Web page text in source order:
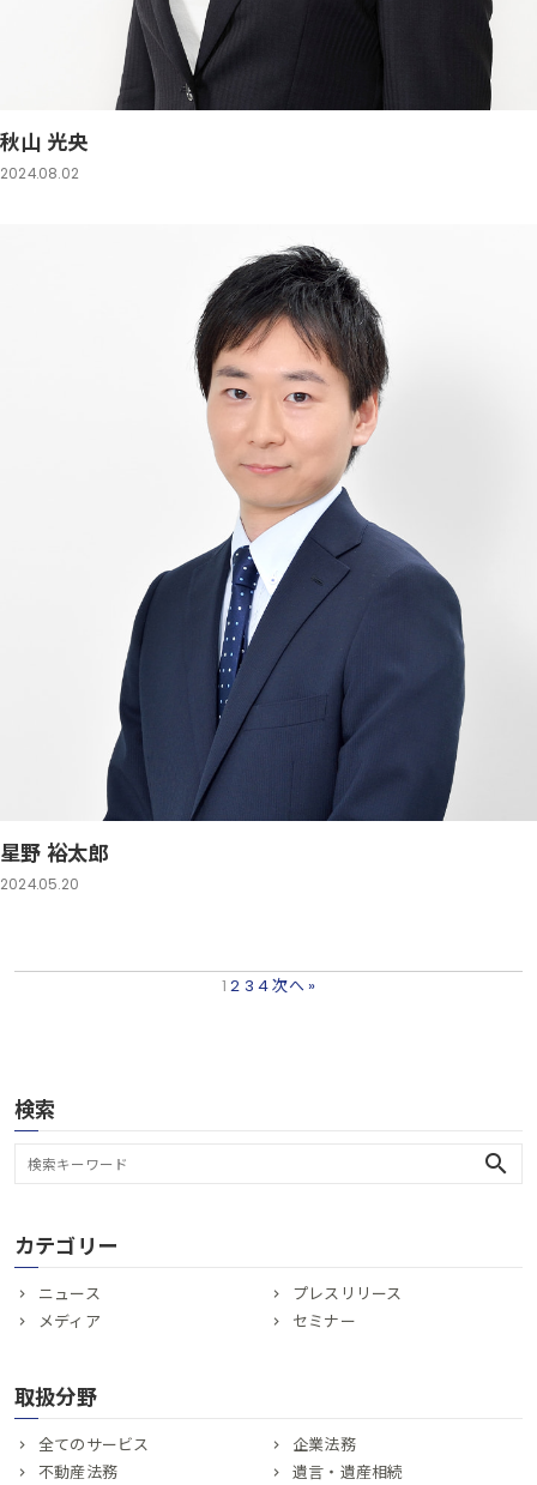
秋山 光央
2024.08.02
星野 裕太郎
2024.05.20
1 2 3 4次へ »
検索
search
カテゴリー
ニュース
プレスリリース
メディア
セミナー
取扱分野
全てのサービス
企業法務
不動産法務
遺言・遺産相続